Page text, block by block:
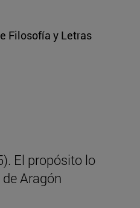
Filosofía y Letras
El propósito lo
Aragón